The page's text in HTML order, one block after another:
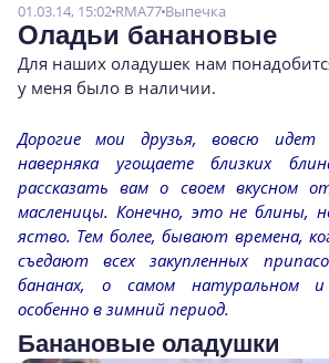
01.03.14, 15:02 RMA77 Выпечка
Оладьи банановые
Для наших оладушек нам
у меня было в наличии.
Дорогие мои друзья, вовсю
наверняка угощаете близких
рассказать вам о своем вкусном
масленицы. Конечно, это не блины,
яство. Тем более, бывают времена,
съедают всех закупленных
бананах, о самом натуральном
особенно в зимний период.
Банановые оладушки